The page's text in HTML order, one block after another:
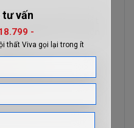
là lâu hơn nếu biết cách sử dụng
thất
lẫn các đường vân nâu tự nhiên
tivigỗ sồi đem đến vẻ đẹp gần gũi,
hợp và hài hòa với các món đồ
2 Tầng Giá Rẻ Thiết
Trọng Gỗ Tự Nhiên
Lượng